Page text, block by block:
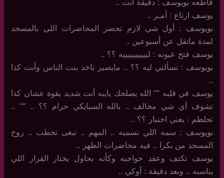
يوسف ارتاع : آمـر ..
بويوسف : أول شي لازم تحضر المحاضرات اللي بالمسجد
لمدة ماتقل عن أسبوعين ..
يوسف فتح عيونه : لييييييييييه ؟؟ ..
بويوسف : تسألني ليه ؟؟ .. مايصير تاخذ بنت الناس وأنت كذا
..
يوسف في قلبه “” الله يصلحك يايبه أنت شديد بقوة عشان كذا
تشوف أي شي مخالف .. بالله السبايكي حرام ؟؟ .. “” ..
تحلطم : يعني اختبار ؟؟ ..
بويوسف : سمه اللي تسميه .. المهم .. تبغى تخطب .. روح
المسجد من بكرا .. فيه محاضرات الظهر ..
يوسف تكتف وعقد حواجبه وكأنه يحاول يختار القرار اللي
يناسبه .. وبعد دقيقة : أوكي ..